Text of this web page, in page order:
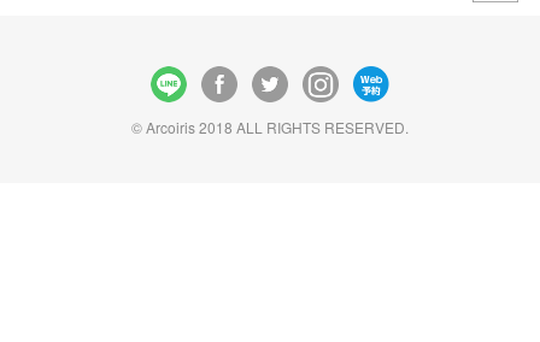
© Arcoiris 2018 ALL RIGHTS RESERVED.